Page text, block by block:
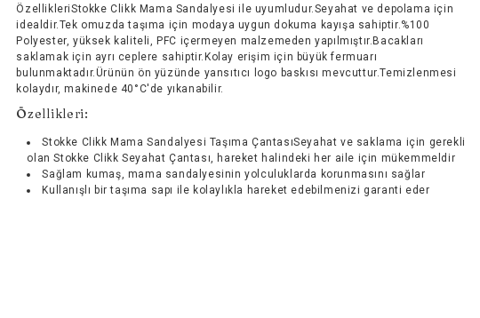
ÖzellikleriStokke Clikk Mama Sandalyesi ile uyumludur.Seyahat ve depolama için
idealdir.Tek omuzda taşıma için modaya uygun dokuma kayışa sahiptir.%100
Polyester, yüksek kaliteli, PFC içermeyen malzemeden yapılmıştır.Bacakları
saklamak için ayrı ceplere sahiptir.Kolay erişim için büyük fermuarı
bulunmaktadır.Ürünün ön yüzünde yansıtıcı logo baskısı mevcuttur.Temizlenmesi
kolaydır, makinede 40°C'de yıkanabilir.
Özellikleri:
Stokke Clikk Mama Sandalyesi Taşıma ÇantasıSeyahat ve saklama için gerekli
olan Stokke Clikk Seyahat Çantası, hareket halindeki her aile için mükemmeldir
Sağlam kumaş, mama sandalyesinin yolculuklarda korunmasını sağlar
Kullanışlı bir taşıma sapı ile kolaylıkla hareket edebilmenizi garanti eder